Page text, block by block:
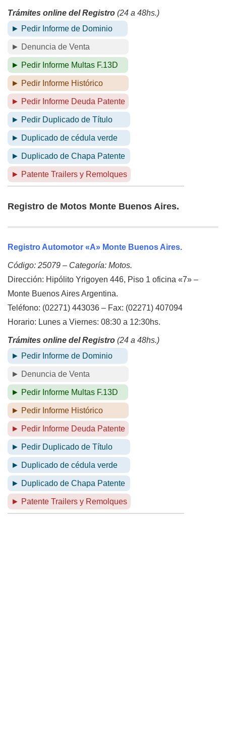
Trámites online del Registro (24 a 48hs.)
► Pedir Informe de Dominio
► Denuncia de Venta
► Pedir Informe Multas F.13D
► Pedir Informe Histórico
► Pedir Informe Deuda Patente
► Pedir Duplicado de Título
► Duplicado de cédula verde
► Duplicado de Chapa Patente
► Patente Trailers y Remolques
Registro de Motos Monte Buenos Aires.
Registro Automotor «A» Monte Buenos Aires.
Código: 25079 – Categoría: Motos.
Dirección: Hipólito Yrigoyen 446, Piso 1 oficina «7» –
Monte Buenos Aires Argentina.
Teléfono: (02271) 443036 – Fax: (02271) 407094
Horario: Lunes a Viernes: 08:30 a 12:30hs.
Trámites online del Registro (24 a 48hs.)
► Pedir Informe de Dominio
► Denuncia de Venta
► Pedir Informe Multas F.13D
► Pedir Informe Histórico
► Pedir Informe Deuda Patente
► Pedir Duplicado de Título
► Duplicado de cédula verde
► Duplicado de Chapa Patente
► Patente Trailers y Remolques